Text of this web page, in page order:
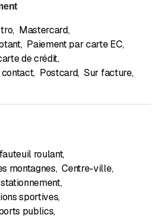
, Mastercard,
, Paiement par carte EC,
de crédit,
contact, Postcard, Sur facture,
roulant,
montagnes, Centre-ville,
,
sportives,
publics,